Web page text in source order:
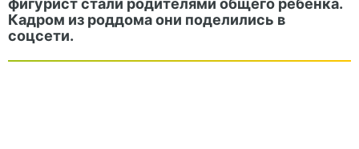
фигурист стали родителями общего ребенка.
Кадром из роддома они поделились в
соцсети.